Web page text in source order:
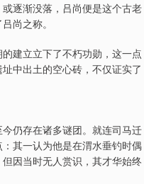
逐渐没落，吕尚便是这个古老
尚之称。
建立立下了不朽功勋，这一点
中出土的空心砖，不仅证实了
仍存在诸多谜团。就连司马迁
其一认为他是在渭水垂钓时偶
因当时无人赏识，其才华始终